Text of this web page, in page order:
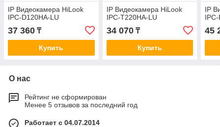
IP Видеокамера HiLook
IPC-D120HA-LU
37 360 ₸
Купить
IP Видеокамера HiLook
IPC-T220HA-LU
34 070₸
Купить
IP
45
О нас
Рейтинг не сформирован
Менее 5 отзывов за последний год
Работает с 04.07.2014